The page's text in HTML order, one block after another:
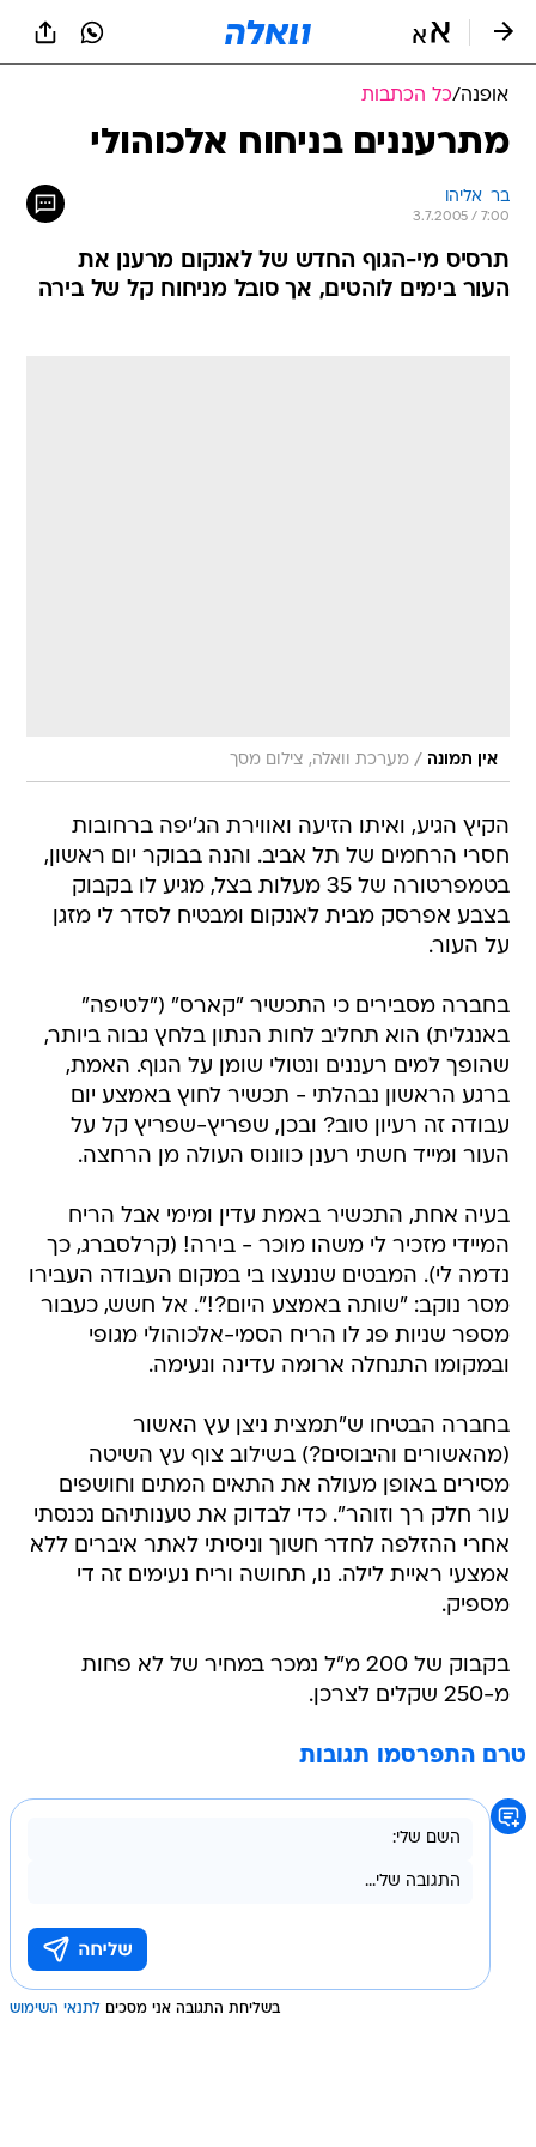
אופנה/כל הכתבות
מתרעננים בניחוח אלכוהולי
בר  אליהו
3.7.2005 / 7:00
תרסיס מי-הגוף החדש של לאנקום מרענן את
העור בימים לוהטים, אך סובל מניחוח קל של בירה
אין תמונה / מערכת וואלה, צילום מסך
הקיץ הגיע, ואיתו הזיעה ואווירת הג'יפה ברחובות
חסרי הרחמים של תל אביב. והנה בבוקר יום ראשון,
בטמפרטורה של 35 מעלות בצל, מגיע לו בקבוק
בצבע אפרסק מבית לאנקום ומבטיח לסדר לי מזגן
על העור.
בחברה מסבירים כי התכשיר "קארס" ("לטיפה"
באנגלית) הוא תחליב לחות הנתון בלחץ גבוה ביותר,
שהופך למים רעננים ונטולי שומן על הגוף. האמת,
ברגע הראשון נבהלתי - תכשיר לחוץ באמצע יום
עבודה זה רעיון טוב? ובכן, שפריץ-שפריץ קל על
העור ומייד חשתי רענן כוונוס העולה מן הרחצה.
בעיה אחת, התכשיר באמת עדין ומימי אבל הריח
המיידי מזכיר לי משהו מוכר - בירה! (קרלסברג, כך
נדמה לי). המבטים שננעצו בי במקום העבודה העבירו
מסר נוקב: "שותה באמצע היום?!". אל חשש, כעבור
מספר שניות פג לו הריח הסמי-אלכוהולי מגופי
ובמקומו התנחלה ארומה עדינה ונעימה.
בחברה הבטיחו ש"תמצית ניצן עץ האשור
(מהאשורים והיבוסים?) בשילוב צוף עץ השיטה
מסירים באופן מעולה את התאים המתים וחושפים
עור חלק רך וזוהר". כדי לבדוק את טענותיהם נכנסתי
אחרי ההזלפה לחדר חשוך וניסיתי לאתר איברים ללא
אמצעי ראיית לילה. נו, תחושה וריח נעימים זה די
מספיק.
בקבוק של 200 מ"ל נמכר במחיר של לא פחות
מ-250 שקלים לצרכן.
טרם התפרסמו תגובות
בשליחת התגובה אני מסכים לתנאי השימוש